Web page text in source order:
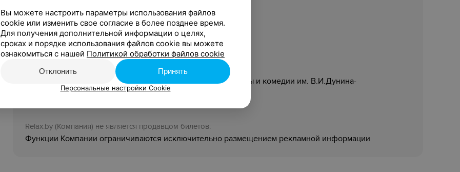
Стоимость билетов:
15,00 — 20,00 руб.
Возрастное ограничение: 12+
Организатор:
Учреждение культуры «Могилевский областной театр драмы и комедии им. В.И.Дунина-
Марцинкевича (г. Бобруйск)»
УНП 700005829
Relaх.by (Компания) не является продавцом билетов:
Функции Компании ограничиваются исключительно размещением рекламной информации
Вы можете настроить параметры использования файлов
cookie или изменить свое согласие в более позднее время.
Для получения дополнительной информации о целях,
сроках и порядке использования файлов cookie вы можете
ознакомиться с нашей Политикой обработки файлов cookie
Отклонить Принять
Персональные настройки Cookie